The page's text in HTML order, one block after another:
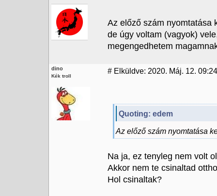
Az előző szám nyomtatása
de úgy voltam (vagyok)
megengedhetem
dino
Kék troll
# Elküldve: 2020. Máj. 12. 09:24
Quoting: edem
Az előző szám nyomtatása
Na ja, ez tenyleg nem volt
Akkor nem te csinaltad
Hol csinaltak?